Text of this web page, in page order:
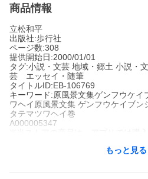
商品情報
立松和平
出版社:歩行社
ページ数:308
提供開始日:2000/01/01
タグ:小説・文芸 地域・郷土 小説・
芸 エッセイ・随筆
タイトルID:EB-106769
キーワード:原風景文集ゲンフウケイ
ワヘイ原風景文集 ゲンフウケイブ
タテマツワヘイ巻
A000005347
もっと見る